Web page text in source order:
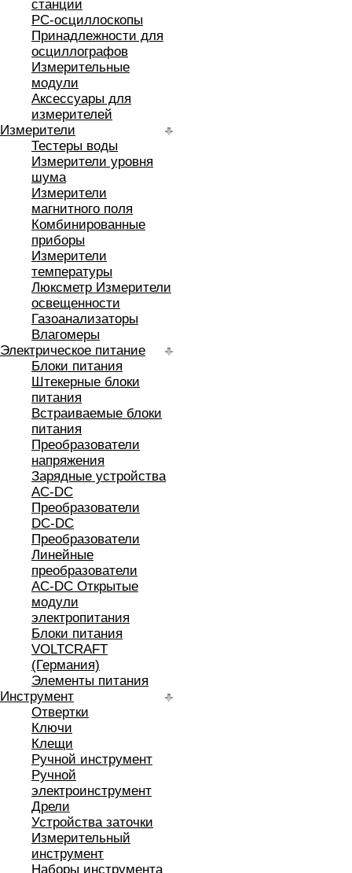
станции
РС-осциллоскопы
Принадлежности для
осциллографов
Измерительные
модули
Аксессуары для
измерителей
Измерители
Тестеры воды
Измерители уровня
шума
Измерители
магнитного поля
Комбинированные
приборы
Измерители
температуры
Люксметр Измерители
освещенности
Газоанализаторы
Влагомеры
Электрическое питание
Блоки питания
Штекерные блоки
питания
Встраиваемые блоки
питания
Преобразователи
напряжения
Зарядные устройства
AC-DC
Преобразователи
DC-DC
Преобразователи
Линейные
преобразователи
AC-DC Открытые
модули
электропитания
Блоки питания
VOLTCRAFT
(Германия)
Элементы питания
Инструмент
Отвертки
Ключи
Клещи
Ручной инструмент
Ручной
электроинструмент
Дрели
Устройства заточки
Измерительный
инструмент
Наборы инструмента